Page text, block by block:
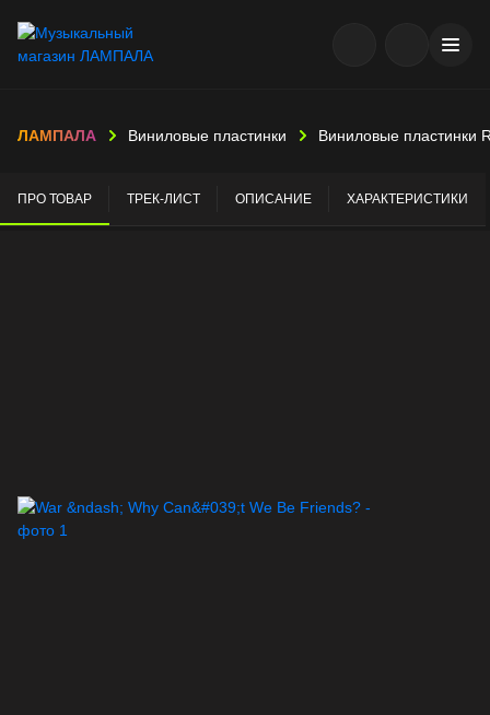
ЛАМПАЛА Виниловые пластинки Виниловые пластинки
ПРО ТОВАР ТРЕК-ЛИСТ ОПИСАНИЕ ХАРАКТЕРИСТИКИ